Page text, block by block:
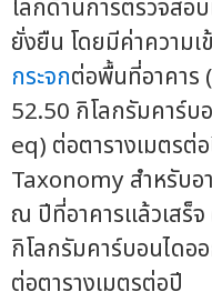
โลกด้านการตรวจสอ
ยั่งยืน โดยมีค่าความ
กระจกต่อพื้นที่อาคา
52.50 กิโลกรัมคาร์บ
eq) ต่อตารางเมตร
Taxonomy สำหรับ
ณ ปีที่อาคารแล้วเสร็
กิโลกรัมคาร์บอนไดอ
ต่อตารางเมตรต่อปี